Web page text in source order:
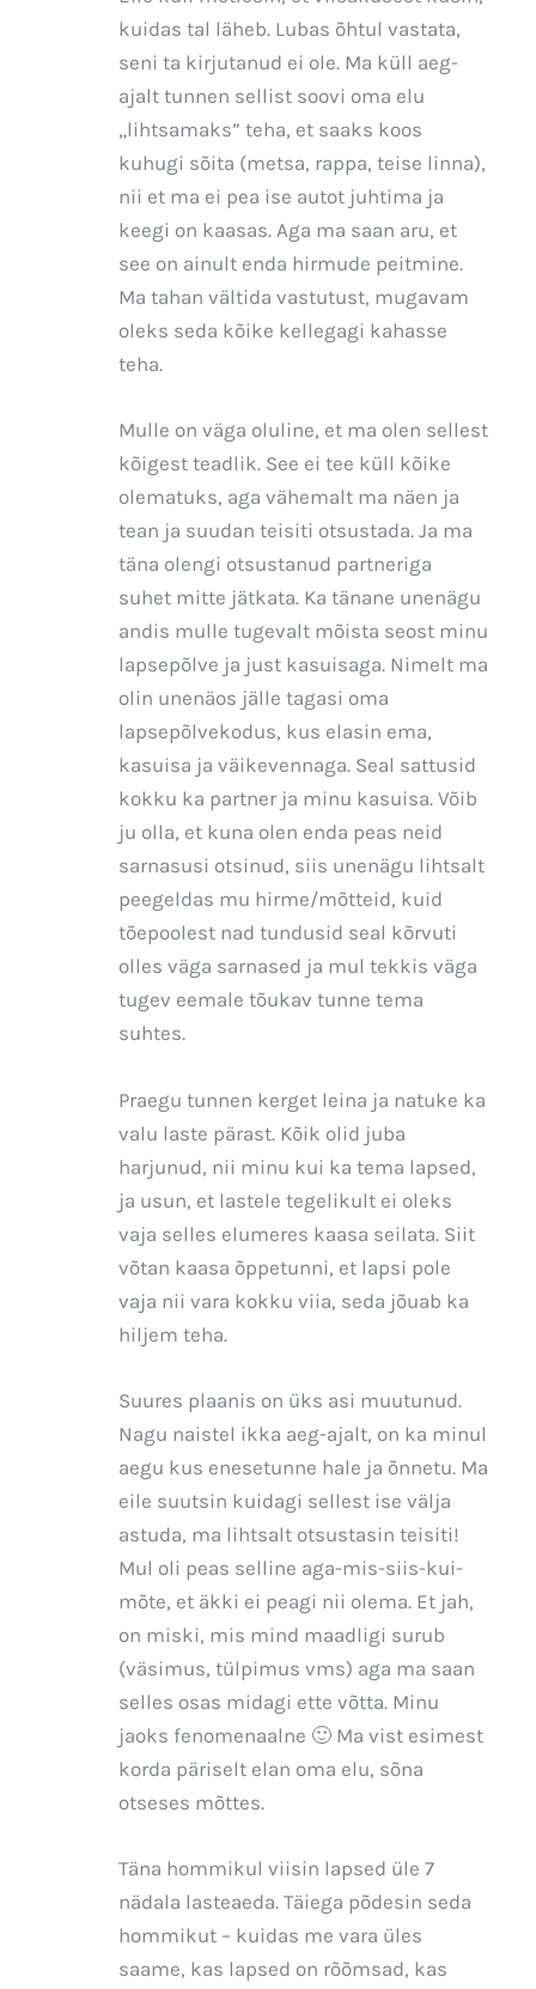
kuidas tal läheb. Lubas õhtul vastata,
seni ta kirjutanud ei ole. Ma küll aeg-
ajalt tunnen sellist soovi oma elu
„lihtsamaks” teha, et saaks koos
kuhugi sõita (metsa, rappa, teise linna),
nii et ma ei pea ise autot juhtima ja
keegi on kaasas. Aga ma saan aru, et
see on ainult enda hirmude peitmine.
Ma tahan vältida vastutust, mugavam
oleks seda kõike kellegagi kahasse
teha.
Mulle on väga oluline, et ma olen sellest
kõigest teadlik. See ei tee küll kõike
olematuks, aga vähemalt ma näen ja
tean ja suudan teisiti otsustada. Ja ma
täna olengi otsustanud partneriga
suhet mitte jätkata. Ka tänane unenägu
andis mulle tugevalt mõista seost minu
lapsepõlve ja just kasuisaga. Nimelt ma
olin unenäos jälle tagasi oma
lapsepõlvekodus, kus elasin ema,
kasuisa ja väikevennaga. Seal sattusid
kokku ka partner ja minu kasuisa. Võib
ju olla, et kuna olen enda peas neid
sarnasusi otsinud, siis unenägu lihtsalt
peegeldas mu hirme/mõtteid, kuid
tõepoolest nad tundusid seal kõrvuti
olles väga sarnased ja mul tekkis väga
tugev eemale tõukav tunne tema
suhtes.
Praegu tunnen kerget leina ja natuke ka
valu laste pärast. Kõik olid juba
harjunud, nii minu kui ka tema lapsed,
ja usun, et lastele tegelikult ei oleks
vaja selles elumeres kaasa seilata. Siit
võtan kaasa õppetunni, et lapsi pole
vaja nii vara kokku viia, seda jõuab ka
hiljem teha.
Suures plaanis on üks asi muutunud.
Nagu naistel ikka aeg-ajalt, on ka minul
aegu kus enesetunne hale ja õnnetu. Ma
eile suutsin kuidagi sellest ise välja
astuda, ma lihtsalt otsustasin teisiti!
Mul oli peas selline aga-mis-siis-kui-
mõte, et äkki ei peagi nii olema. Et jah,
on miski, mis mind maadligi surub
(väsimus, tülpimus vms) aga ma saan
selles osas midagi ette võtta. Minu
jaoks fenomenaalne 🙂 Ma vist esimest
korda päriselt elan oma elu, sõna
otseses mõttes.
Täna hommikul viisin lapsed üle 7
nädala lasteaeda. Täiega põdesin seda
hommikut – kuidas me vara üles
saame, kas lapsed on rõõmsad, kas